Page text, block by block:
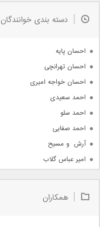
جدیدترین ها
دسته بندی خوانندگان
احسان پایه
احسان تهرانچی
احسان خواجه امیری
احمد سعیدی
احمد سلو
احمد صفایی
آرش  و مسیح
امیر عباس گلاب
امیر علی
همکاران